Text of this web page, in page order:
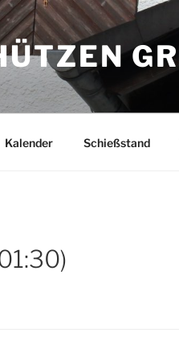
Kalender Schießstand